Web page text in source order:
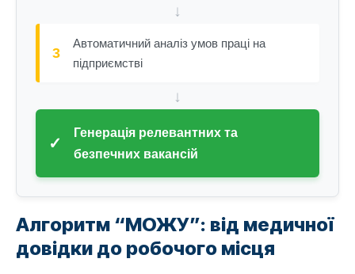
↓
3
Автоматичний аналіз умов праці на
підприємстві
↓
✓
Генерація релевантних та
безпечних вакансій
Алгоритм “МОЖУ”: від медичної
довідки до робочого місця